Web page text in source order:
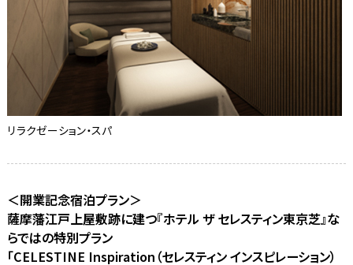
リラクゼーション・スパ
＜開業記念宿泊プラン＞
薩摩藩江戸上屋敷跡に建つ『ホテル ザ セレスティン東京芝』な
らではの特別プラン
「CELESTINE Inspiration（セレスティン インスピレーション）